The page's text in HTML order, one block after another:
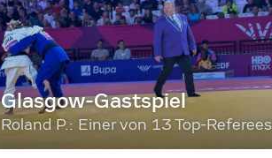
Glasgow-Gastspiel
Roland P.: Einer von 13 Top-Referees